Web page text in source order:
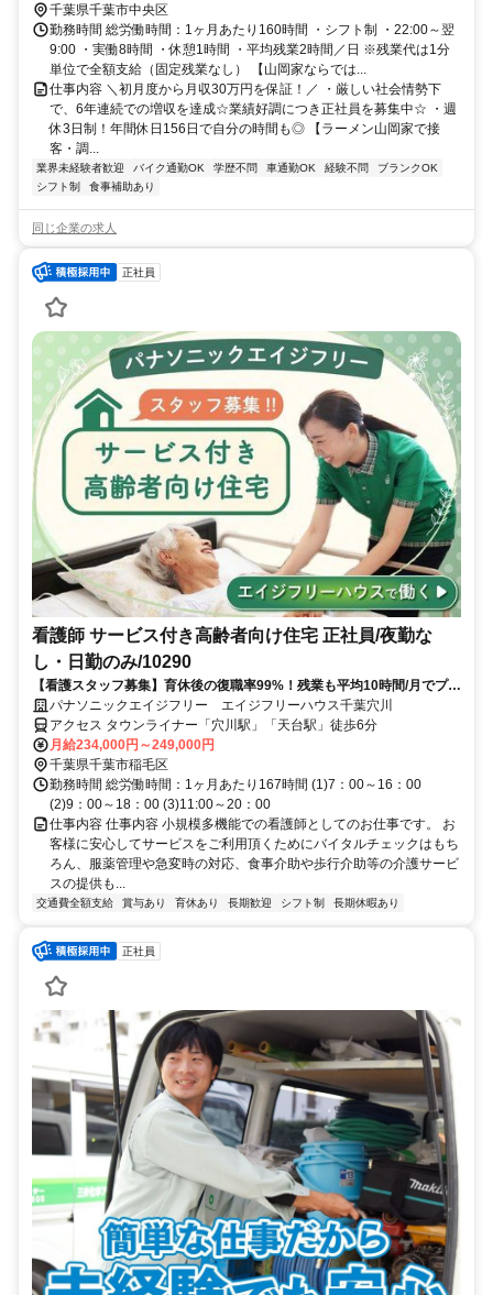
公園出入口1徒歩約19分
千葉県千葉市中央区
勤務時間 総労働時間：1ヶ月あたり160時間 ・シフト制 ・22:00～翌
9:00 ・実働8時間 ・休憩1時間 ・平均残業2時間／日 ※残業代は1分
単位で全額支給（固定残業なし） 【山岡家ならでは...
仕事内容 ＼初月度から月収30万円を保証！／ ・厳しい社会情勢下
で、6年連続での増収を達成☆業績好調につき正社員を募集中☆ ・週
休3日制！年間休日156日で自分の時間も◎ 【ラーメン山岡家で接
客・調...
業界未経験者歓迎 バイク通勤OK 学歴不問 車通勤OK 経験不問
ブランクOK
シフト制
食事補助あり
同じ企業の求人
正社員
看護師 サービス付き高齢者向け住宅 正社員/夜勤な
し・日勤のみ/10290
【看護スタッフ募集】育休後の復職率99%！残業も平均10時間/月でプラ
イベートとの両立も可能です産休育休制度・介護休暇・時間制正社員制
度など、ライフステージが変わっても働き続けることのできる環境が整
っています！
パナソニックエイジフリー エイジフリーハウス千葉穴川
アクセス タウンライナー「穴川駅」「天台駅」徒歩6分
月給234,000円～249,000円
千葉県千葉市稲毛区
勤務時間 総労働時間：1ヶ月あたり167時間 (1)7：00～16：00
(2)9：00～18：00 (3)11:00～20：00
仕事内容 仕事内容 小規模多機能での看護師としてのお仕事です。 お
客様に安心してサービスをご利用頂くためにバイタルチェックはもち
ろん、服薬管理や急変時の対応、食事介助や歩行介助等の介護サービ
スの提供も...
交通費全額支給 賞与あり 育休あり 長期歓迎 シフト制 長期休暇あり
正社員